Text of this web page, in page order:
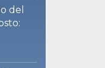
del